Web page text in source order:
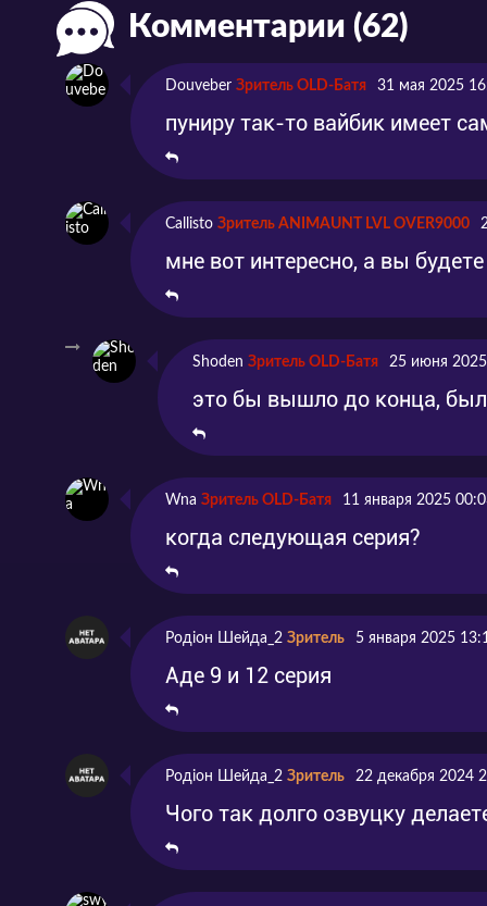
Комментарии (62)
Douveber Зритель OLD-Батя 31 мая 2025
пуниру так-то вайбик имеет
Callisto Зритель ANIMAUNT LVL OVER9000
мне вот интересно, а вы
Shoden Зритель OLD-Батя 25 июня
это бы вышло до конца,
Wna Зритель OLD-Батя 11 января 2025
когда следующая серия?
Родіон Шейда_2 Зритель 5 января 2025
Аде 9 и 12 серия
Родіон Шейда_2 Зритель 22 декабря 2024
Чого так долго озвуцку